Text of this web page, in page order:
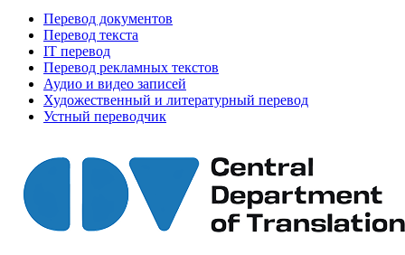
Перевод документов
Перевод текста
IT перевод
Перевод рекламных текстов
Аудио и видео записей
Художественный и литературный перевод
Устный переводчик